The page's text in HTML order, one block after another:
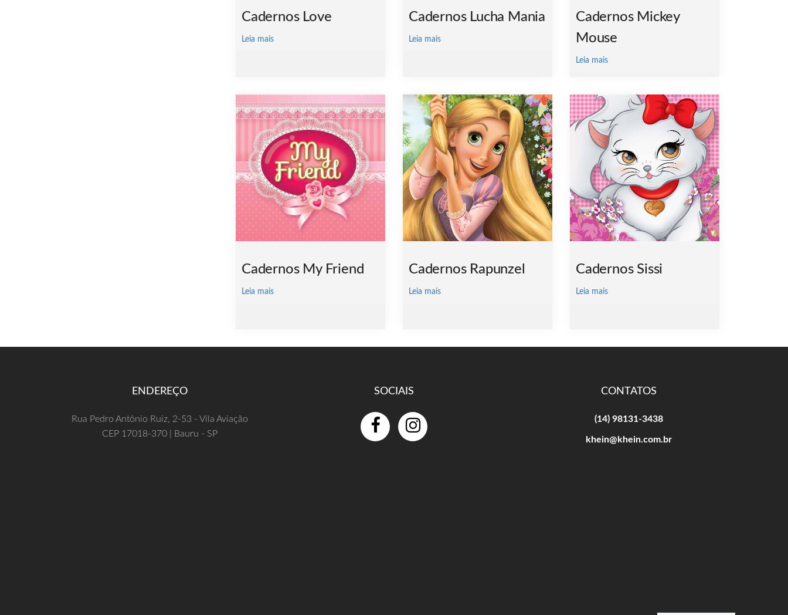
Cadernos Love
Leia mais
Cadernos Lucha Mania
Leia mais
Cadernos Mickey
Mouse
Leia mais
Cadernos My Friend
Leia mais
Cadernos Rapunzel
Leia mais
Cadernos Sissi
Leia mais
ENDEREÇO
Rua Pedro Antônio Ruiz, 2-53 - Vila Aviação
CEP 17018-370 | Bauru - SP
SOCIAIS CONTATOS
(14) 98131-3438
khein@khein.com.br